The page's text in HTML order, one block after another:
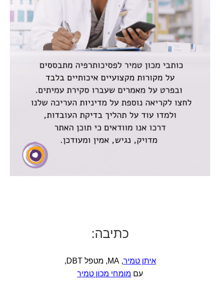
כתיבה:
איתן טמיר, MA, מטפל DBT,
עם מומחי מכון טמיר